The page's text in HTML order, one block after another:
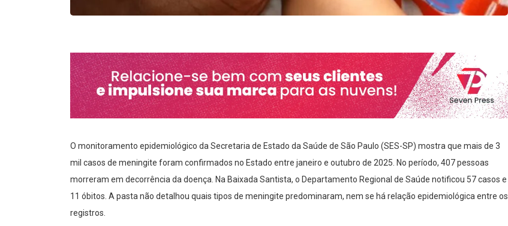
O monitoramento epidemiológico da Secretaria de Estado da Saúde de São Paulo (SES-SP) mostra que mais de 3
mil casos de meningite foram confirmados no Estado entre janeiro e outubro de 2025. No período, 407 pessoas
morreram em decorrência da doença. Na Baixada Santista, o Departamento Regional de Saúde notificou 57 casos e
11 óbitos. A pasta não detalhou quais tipos de meningite predominaram, nem se há relação epidemiológica entre os
registros.